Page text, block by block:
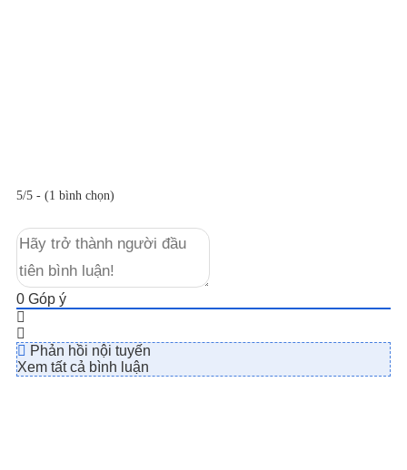
5/5 - (1 bình chọn)
0 Góp ý
Phản hồi nội tuyến
Xem tất cả bình luận